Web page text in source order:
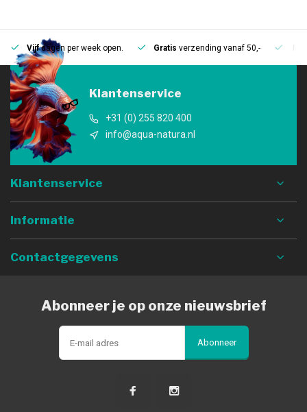
Vijfdagen per week open. Gratis verzending vanaf 50,-
Klantenservice
+31 (0) 255 820 400
info@aqua-natura.nl
Klantenservice
Informatie
Contactgegevens
Abonneer je op onze nieuwsbrief
Abonneer